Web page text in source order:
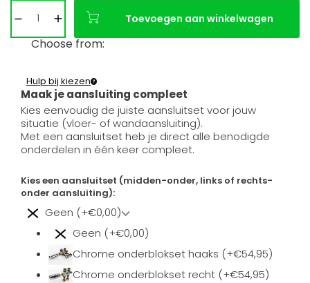
Toevoegen aan winkelwagen
Choose from:
Maak je aansluiting compleet
Hulp bij kiezen
Kies eenvoudig de juiste aansluitset voor jouw
situatie (vloer- of wandaansluiting).
Met een aansluitset heb je direct alle benodigde
onderdelen in één keer compleet.
Kies een aansluitset (midden-onder, links of rechts-
onder aansluiting):
Geen (+€0,00)
Geen (+€0,00)
Chrome onderblokset haaks (+€54,95)
Chrome onderblokset recht (+€54,95)